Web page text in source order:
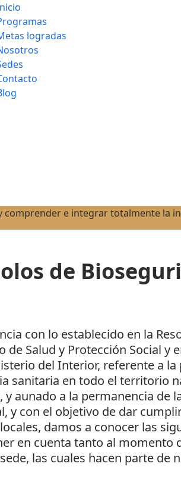
logradas
e integrar totalmente la
de
con lo establecido en la
de Salud y Protección Social y
del Interior, referente a
sanitaria en todo el territorio
y aunado a la permanencia de
y con el objetivo de dar
damos a conocer las
en cuenta tanto al
las cuales hacen parte de